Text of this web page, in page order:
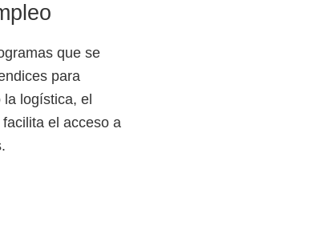
que se
para
logística, el
el acceso a